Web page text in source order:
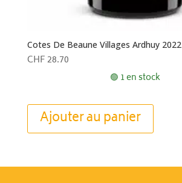
Cotes De Beaune Villages Ardhuy 2022
CHF28.70
🟢 1 en stock
Ajouter au panier